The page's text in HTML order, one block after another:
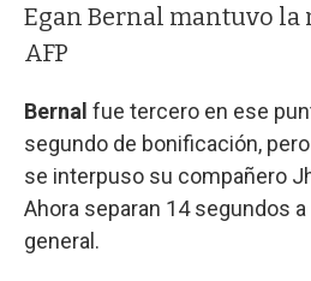
Egan Bernal mantuvo la
AFP
Bernal fue tercero en ese
segundo de bonificación,
se interpuso su compañero
Ahora separan 14 segundos
general.